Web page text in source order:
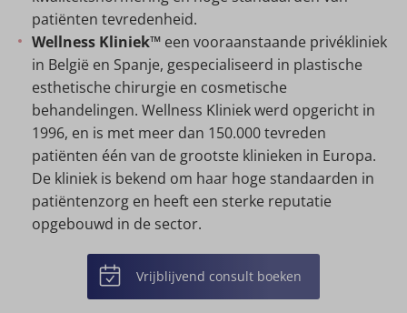
patiënten tevredenheid.
Wellness Kliniek™ een vooraanstaande privékliniek
in België en Spanje, gespecialiseerd in plastische
esthetische chirurgie en cosmetische
behandelingen. Wellness Kliniek werd opgericht in
1996, en is met meer dan 150.000 tevreden
patiënten één van de grootste klinieken in Europa.
De kliniek is bekend om haar hoge standaarden in
patiëntenzorg en heeft een sterke reputatie
opgebouwd in de sector.
Vrijblijvend consult boeken